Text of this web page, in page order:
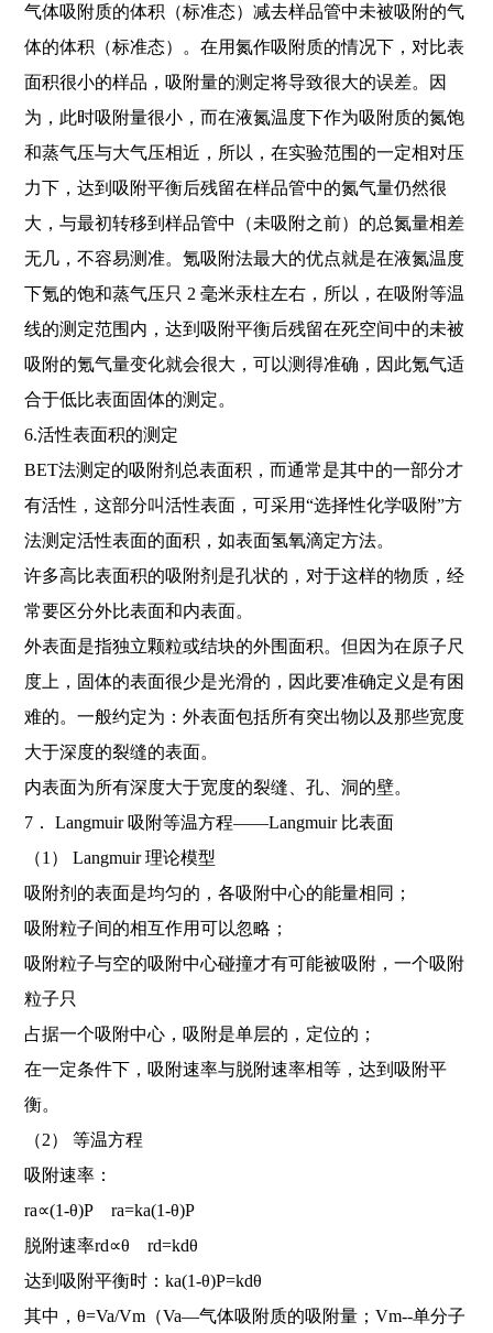
气体吸附质的体积（标准态）减去样品管中未被吸附的气
体的体积（标准态）。在用氮作吸附质的情况下，对比表
面积很小的样品，吸附量的测定将导致很大的误差。因
为，此时吸附量很小，而在液氮温度下作为吸附质的氮饱
和蒸气压与大气压相近，所以，在实验范围的一定相对压
力下，达到吸附平衡后残留在样品管中的氮气量仍然很
大，与最初转移到样品管中（未吸附之前）的总氮量相差
无几，不容易测准。氪吸附法最大的优点就是在液氮温度
下氪的饱和蒸气压只 2 毫米汞柱左右，所以，在吸附等温
线的测定范围内，达到吸附平衡后残留在死空间中的未被
吸附的氪气量变化就会很大，可以测得准确，因此氪气适
合于低比表面固体的测定。
6.活性表面积的测定
BET法测定的吸附剂总表面积，而通常是其中的一部分才
有活性，这部分叫活性表面，可采用“选择性化学吸附”方
法测定活性表面的面积，如表面氢氧滴定方法。
许多高比表面积的吸附剂是孔状的，对于这样的物质，经
常要区分外比表面和内表面。
外表面是指独立颗粒或结块的外围面积。但因为在原子尺
度上，固体的表面很少是光滑的，因此要准确定义是有困
难的。一般约定为：外表面包括所有突出物以及那些宽度
大于深度的裂缝的表面。
内表面为所有深度大于宽度的裂缝、孔、洞的壁。
7． Langmuir 吸附等温方程――Langmuir 比表面
（1） Langmuir 理论模型
吸附剂的表面是均匀的，各吸附中心的能量相同；
吸附粒子间的相互作用可以忽略；
吸附粒子与空的吸附中心碰撞才有可能被吸附，一个吸附
粒子只
占据一个吸附中心，吸附是单层的，定位的；
在一定条件下，吸附速率与脱附速率相等，达到吸附平
衡。
（2） 等温方程
吸附速率：
ra∝(1-θ)P ra=ka(1-θ)P
脱附速率rd∝θ rd=kdθ
达到吸附平衡时：ka(1-θ)P=kdθ
其中，θ=Va/Vm（Va―气体吸附质的吸附量；Vm--单分子